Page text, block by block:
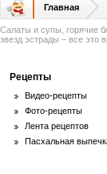
Главная
Салаты и супы, горячие
звезд эстрады – все это
Рецепты
Видео-рецепты
Фото-рецепты
Лента рецептов
Пасхальная